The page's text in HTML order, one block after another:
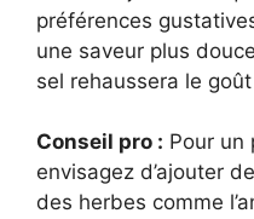
préférences
une saveur plus
sel rehaussera le
Conseil pro : Pour un
envisagez d’ajouter
des herbes comme